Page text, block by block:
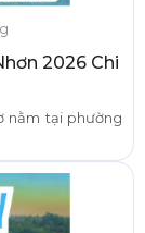
2026 Chi
nằm tại phường